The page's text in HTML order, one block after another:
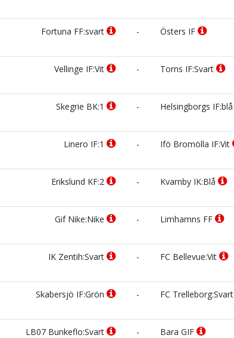
Fortuna FF:svart - Östers IF
Vellinge IF:Vit - Torns IF:Svart
Skegrie BK:1 - Helsingborgs IF:blå
Linero IF:1 - Ifö Bromölla IF:Vit
Erikslund KF:2 - Kvarnby IK:Blå
Gif Nike:Nike - Limhamns FF
IK Zentih:Svart - FC Bellevue:Vit
Skabersjö IF:Grön - FC Trelleborg:Svart
LB07 Bunkeflo:Svart - Bara GIF